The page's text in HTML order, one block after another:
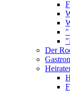
Der